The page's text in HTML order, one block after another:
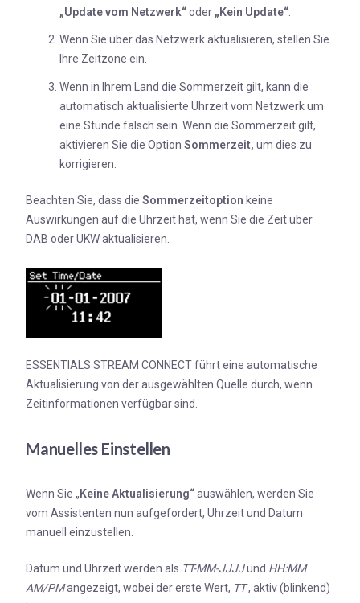
„Update vom Netzwerk“oder „Kein Update“
Wenn Sie über das Netzwerk aktualisieren, stellen Sie
Ihre Zeitzone ein.
Wenn in Ihrem Land die Sommerzeit gilt, kann die
automatisch aktualisierte Uhrzeit vom Netzwerk um
eine Stunde falsch sein. Wenn die Sommerzeit gilt,
aktivieren Sie die Option Sommerzeit, um dies zu
korrigieren.
Beachten Sie, dass die Sommerzeitoption keine
Auswirkungen auf die Uhrzeit hat, wenn Sie die Zeit über
DAB oder UKW aktualisieren.
ESSENTIALS STREAM CONNECT führt eine automatische
Aktualisierung von der ausgewählten Quelle durch, wenn
Zeitinformationen verfügbar sind.
Manuelles Einstellen
Wenn Sie „Keine Aktualisierung“auswählen, werden Sie
vom Assistenten nun aufgefordert, Uhrzeit und Datum
manuell einzustellen.
Datum und Uhrzeit werden als TT-MM-JJJJund HH:MM
AM/PMangezeigt, wobei der erste Wert, TT, aktiv (blinkend)